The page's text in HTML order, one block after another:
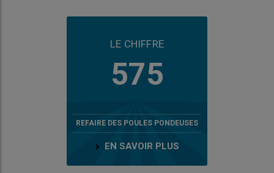
LE CHIFFRE
575
REFAIRE DES POULES PONDEUSES
EN SAVOIR PLUS